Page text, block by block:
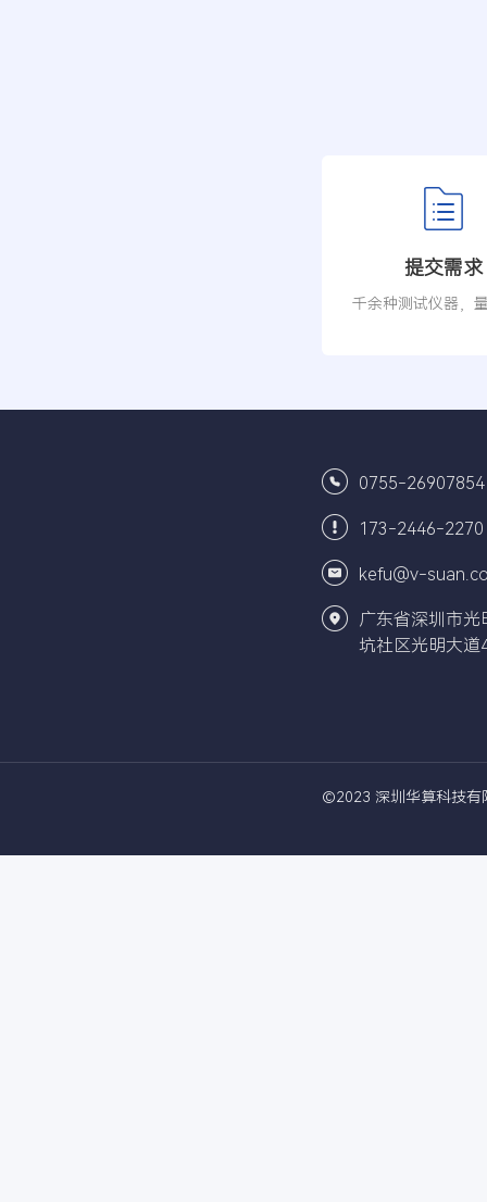
提交需求
千余种测试仪器，
0755-26907854
173-2446-2270
kefu@v-
广东省深圳市
坑社区光明大道
©2023 深圳华算科技